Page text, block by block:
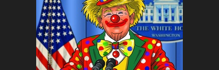
فراخوان رویداد کارگاهی کارتون و
پوستر "ایران سربل…
اخبار 6 ماه قبل